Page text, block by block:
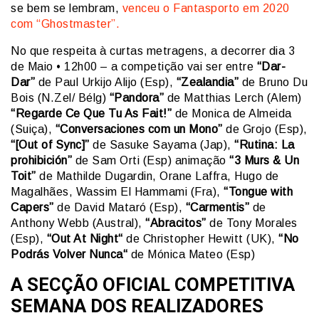
se bem se lembram, venceu o Fantasporto em 2020
com “Ghostmaster”.
No que respeita à curtas metragens, a decorrer dia 3
de Maio • 12h00 – a competição vai ser entre “Dar-
Dar” de Paul Urkijo Alijo (Esp), “Zealandia” de Bruno Du
Bois (N.Zel/ Bélg) “Pandora” de Matthias Lerch (Alem)
“Regarde Ce Que Tu As Fait!” de Monica de Almeida
(Suiça), “Conversaciones com un Mono” de Grojo (Esp),
“[Out of Sync]” de Sasuke Sayama (Jap), “Rutina: La
prohibición” de Sam Orti (Esp) animação “3 Murs & Un
Toit” de Mathilde Dugardin, Orane Laffra, Hugo de
Magalhães, Wassim El Hammami (Fra), “Tongue with
Capers” de David Mataró (Esp), “Carmentis” de
Anthony Webb (Austral), “Abracitos” de Tony Morales
(Esp), “Out At Night“ de Christopher Hewitt (UK), “No
Podrás Volver Nunca“ de Mónica Mateo (Esp)
A SECÇÃO OFICIAL COMPETITIVA
SEMANA DOS REALIZADORES